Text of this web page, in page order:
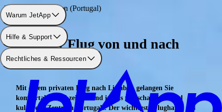
Warum JetApp
Hilfe & Support
Rechtliches & Ressourcen
Flughafen: Lissabon (Portugal)
Privater Flug von und nach
Lissabon
Mit einem privaten Flug nach Lissabon gelangen Sie
komfortabel und zeitsparend in das wirtschaftliche und
kulturelle Zentrum Portugals. Der wichtigste Flughafen des